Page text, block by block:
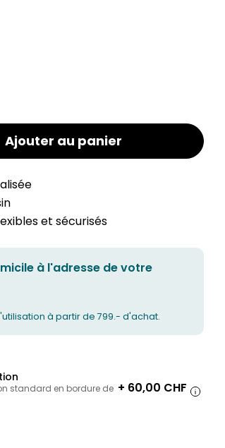
le fauteuil MALEA
de fauteuils MALEA
Ajouter au panier
et sécurisés
à l'adresse de votre
à partir de 799.- d'achat.
standard en bordure de + 60,00 CHF